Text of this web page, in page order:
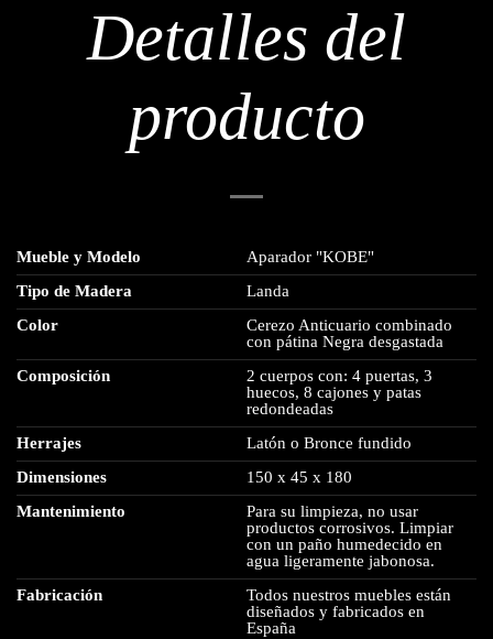
Detalles del
producto
Mueble y Modelo
Aparador "KOBE"
Tipo de Madera
Landa
Color
Cerezo Anticuario combinado
con pátina Negra desgastada
Composición
2 cuerpos con: 4 puertas, 3
huecos, 8 cajones y patas
redondeadas
Herrajes
Latón o Bronce fundido
Dimensiones
150 x 45 x 180
Mantenimiento
Para su limpieza, no usar
productos corrosivos. Limpiar
con un paño humedecido en
agua ligeramente jabonosa.
Fabricación
Todos nuestros muebles están
diseñados y fabricados en
España